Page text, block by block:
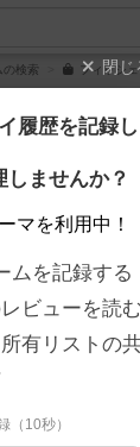
の検索 フィッシ
ッシェン
2件の画像
13
「フィッシェン（
投稿画像に評価を付
ジで表示されます。
閉じ
履歴を記録し
しませんか？
マを利用中！
ムを記録する
ビューを読む
有リストの
（10秒）